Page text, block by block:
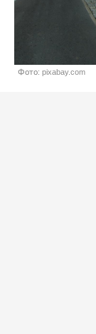
Фото: pixabay.com